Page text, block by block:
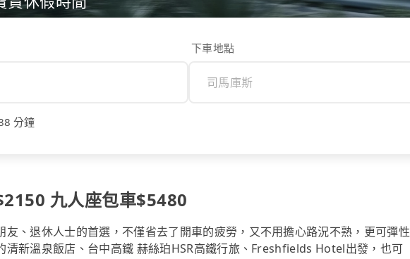
下車地點
分鐘
九人座包車$5480
、退休人士的首選，不僅省去了開車的疲勞，又不用擔心路況不熟，更可彈性
清新溫泉飯店、台中高鐵 赫絲珀HSR高鐵行旅、Freshfields Hotel出發，也可